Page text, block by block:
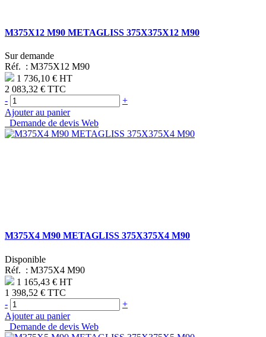
M375X12 M90 METAGLISS 375X375X12 M90
Sur demande
Réf. : M375X12 M90
1 736,10 € HT
2 083,32 € TTC
-
+
Ajouter au panier
Demande de devis Web
M375X4 M90 METAGLISS 375X375X4 M90
Disponible
Réf. : M375X4 M90
1 165,43 € HT
1 398,52 € TTC
-
+
Ajouter au panier
Demande de devis Web